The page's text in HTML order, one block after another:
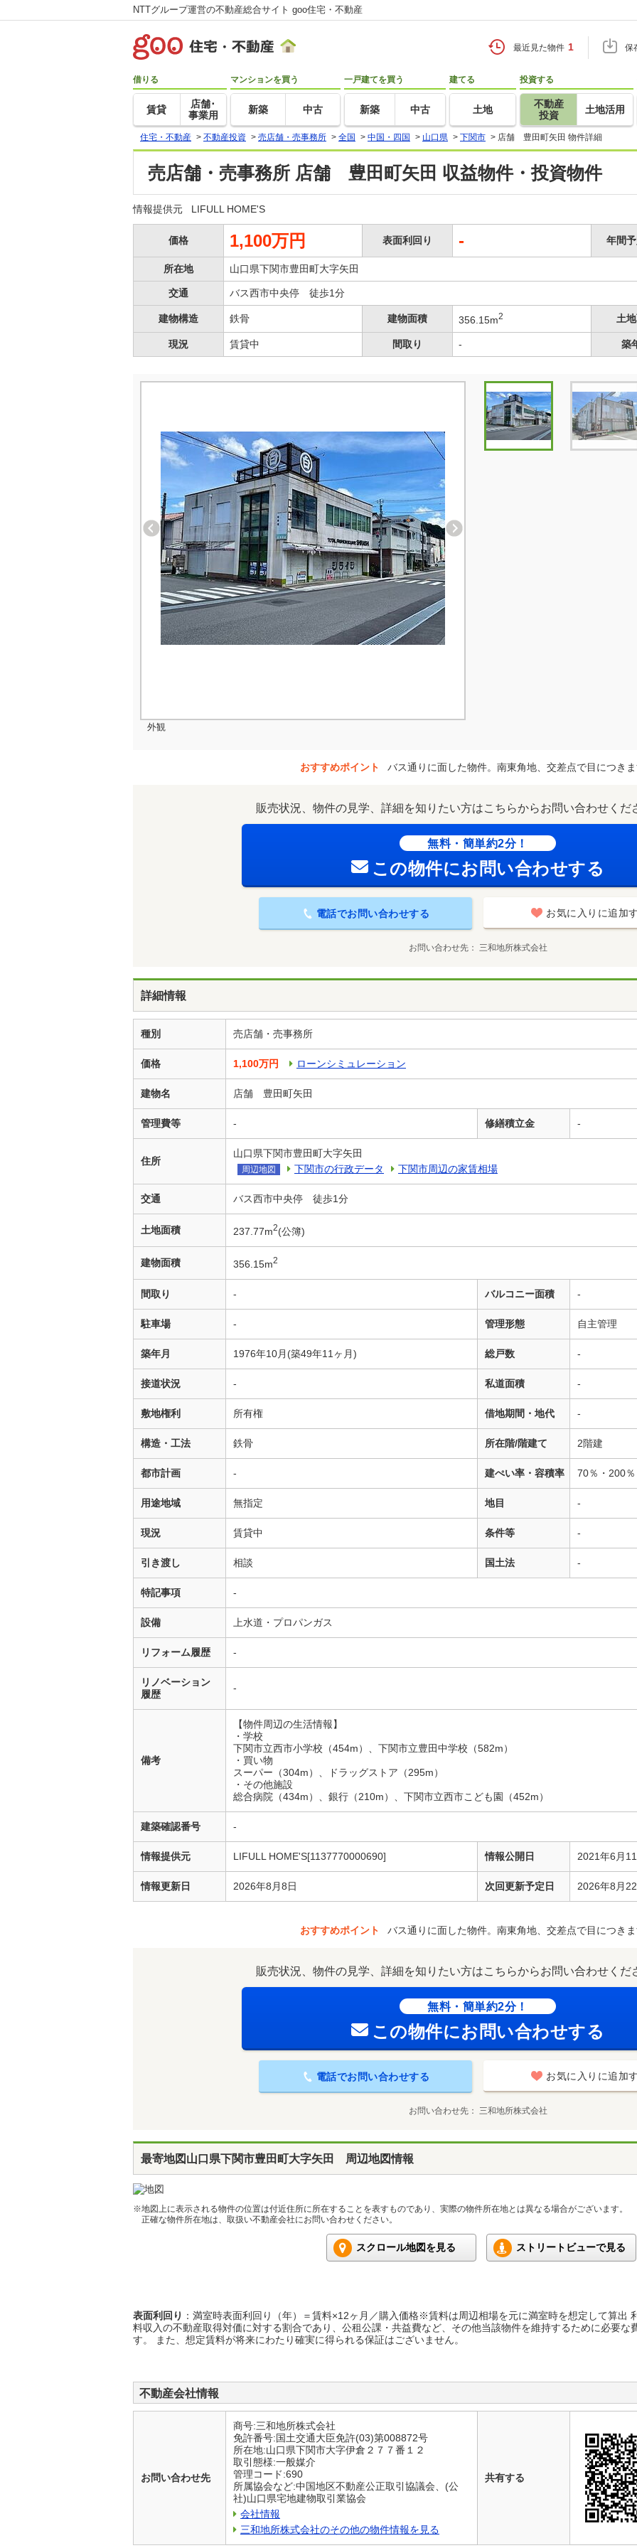
NTTグループ運営の不動産総合サイト goo住宅・不動産
最近見た物件 1 保
借りる
賃貸
店舗･
事業用
マンションを買う
新築 中古
一戸建てを買う
新築 中古
建てる
土地
投資する
不動産
投資
土地活用
住宅・不動産 > 不動産投資 > 売店舗・売事務所 > 全国 > 中国・四国 > 山口県 > 下関市 > 店舗 豊田町矢田 物件詳細
売店舗・売事務所 店舗 豊田町矢田 収益物件・投資物件
情報提供元 LIFULL HOME'S
価格 1,100万円 表面利回り - 年間
所在地 山口県下関市豊田町大字矢田
交通 バス西市中央停 徒歩1分
建物構造 鉄骨 建物面積 356.15m2 土
現況 賃貸中 間取り - 築
外観
おすすめポイント バス通りに面した物件。南東角地、交差点で目につきま
販売状況、物件の見学、詳細を知りたい方はこちらからお問い合わせくだ
無料・簡単約2分！
この物件にお問い合わせする
電話でお問い合わせする お気に入りに追加
お問い合わせ先 三和地所株式会社
詳細情報
種別 売店舗・売事務所
価格 1,100万円 ローンシミュレーション
建物名 店舗 豊田町矢田
管理費等 - 修繕積立金 -
住所
山口県下関市豊田町大字矢田
周辺地図 下関市の行政データ 下関市周辺の家賃相場
交通 バス西市中央停 徒歩1分
土地面積 237.77m2(公簿)
建物面積 356.15m2
間取り - バルコニー面積 -
駐車場 - 管理形態 自主管理
築年月 1976年10月(築49年11ヶ月) 総戸数 -
接道状況 - 私道面積 -
敷地権利 所有権 借地期間・地代 -
構造・工法 鉄骨 所在階/階建て 2階建
都市計画 - 建ぺい率・容積率 70％・200％
用途地域 無指定 地目 -
現況 賃貸中 条件等 -
引き渡し 相談 国土法 -
特記事項 -
設備 上水道・プロパンガス
リフォーム履歴 -
リノベーション
履歴
-
備考
【物件周辺の生活情報】
・学校
下関市立西市小学校（454m）、下関市立豊田中学校（582m）
・買い物
スーパー（304m）、ドラッグストア（295m）
・その他施設
総合病院（434m）、銀行（210m）、下関市立西市こども園（452m）
建築確認番号 -
情報提供元 LIFULL HOME'S[1137770000690] 情報公開日 2021年6月
情報更新日 2026年8月8日 次回更新予定日 2026年8月
おすすめポイント バス通りに面した物件。南東角地、交差点で目につきま
販売状況、物件の見学、詳細を知りたい方はこちらからお問い合わせくだ
無料・簡単約2分！
この物件にお問い合わせする
電話でお問い合わせする お気に入りに追加
お問い合わせ先 三和地所株式会社
最寄地図 山口県下関市豊田町大字矢田 周辺地図情報
※地図上に表示される物件の位置は付近住所に所在することを表すものであり、実際の物件所在地とは異なる場合がございます。
正確な物件所在地は、取扱い不動産会社にお問い合わせください。
スクロール地図を見る ストリートビューで見る
表面利回り ：満室時表面利回り（年）＝賃料×12ヶ月／購入価格※賃料は周辺相場を元に満室時を想定して算出
料収入の不動産取得対価に対する割合であり、公租公課・共益費など、その他当該物件を維持するために必要な
す。 また、想定賃料が将来にわたり確実に得られる保証はございません。
不動産会社情報
お問い合わせ先
商号:三和地所株式会社
免許番号:国土交通大臣免許(03)第008872号
所在地:山口県下関市大字伊倉２７７番１２
取引態様:一般媒介
管理コード:690
所属協会など:中国地区不動産公正取引協議会、(公
社)山口県宅地建物取引業協会
会社情報
三和地所株式会社のその他の物件情報を見る
共有する